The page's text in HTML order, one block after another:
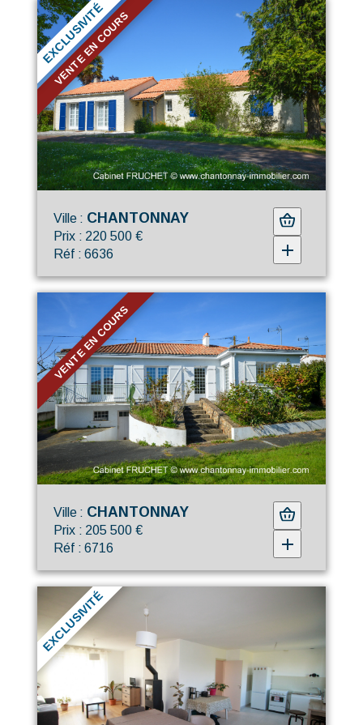
VENTE EN COURS
EXCLUSIVITÉ
Ville : CHANTONNAY
Prix : 220 500 €
Réf : 6636
VENTE EN COURS
Ville : CHANTONNAY
Prix : 205 500 €
Réf : 6716
EXCLUSIVITÉ